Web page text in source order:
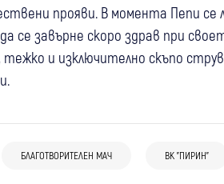
прояви. В момента Пепи се
се завърне скоро здрав при
и изключително скъпо
БЛАГОТВОРИТЕЛЕН МАЧ ВК "ПИРИН"
задържа едно от най-
си момчета след
в елитаБленджини събра 15
29 юли